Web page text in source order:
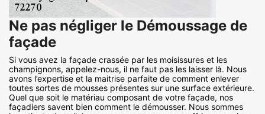
Ne pas négliger le Démoussage de
façade
Si vous avez la façade crassée par les moisissures et les
champignons, appelez-nous, il ne faut pas les laisser là. Nous
avons l’expertise et la maitrise parfaite de comment enlever
toutes sortes de mousses présentes sur une surface extérieure.
Quel que soit le matériau composant de votre façade, nos
façadiers savent bien comment le démousser. Nous sommes